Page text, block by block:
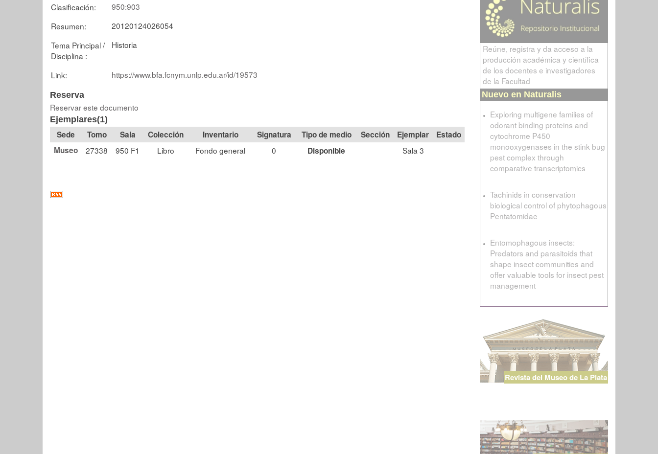
Clasificación:
950:903
Resumen:
20120124026054
Tema Principal /
Disciplina :
Historia
Link: https://www.bfa.fcnym.unlp.edu.ar/id/19573
Reserva
Reservar este documento
Ejemplares(1)
Tomo Sala Colección Signatura Tipo de medio Sección
Estado
Museo
27338 950 F1 Libro Fondo general 0 Disponible Sala 3
Reúne, registra y da acceso a la
producción académica y científica
de los docentes e investigadores
de la Facultad
Nuevo en Naturalis
Exploring multigene families of
odorant binding proteins and
cytochrome P450
monooxygenases in the stink bug
pest complex through
comparative transcriptomics
Tachinids in conservation
biological control of phytophagous
Pentatomidae
Entomophagous insects:
Predators and parasitoids that
shape insect communities and
offer valuable tools for insect pest
management
Revista del Museo de La Plata